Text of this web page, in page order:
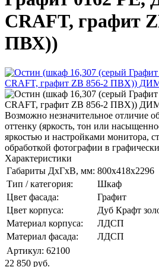
CRAFT, графит
ПВХ))
Возможно незначительное отличие
оттенку (яркость, тон или
яркостью и настройками монитора,
обработкой фотографии в
Характеристики
Габариты ДхГхВ, мм: 800x418x2296
Тип / категория:
Шкаф
Цвет фасада:
Графит
Цвет корпуса:
Дуб Крафт
Материал корпуса:
ЛДСП
Материал фасада:
ЛДСП
Артикул: 62100
22 850 руб.